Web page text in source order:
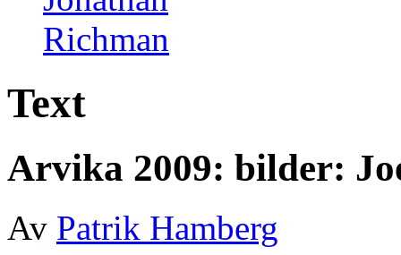
Text
Arvika 2009: bilder:
Av Patrik Hamberg